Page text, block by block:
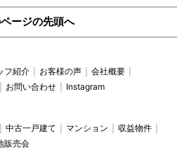
ージの先頭へ
フ紹介 お客様の声
会社概要
お問い合わせ Instagram
中古一戸建て マンション
収益物件
販売会